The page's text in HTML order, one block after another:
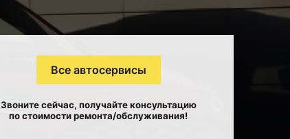
Все автосервисы
Звоните сейчас, получайте консультацию
по стоимости ремонта/обслуживания!